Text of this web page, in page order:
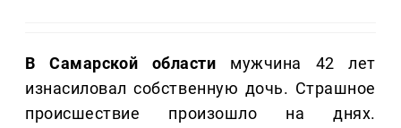
В Самарской области мужчина 42 лет
изнасиловал собственную дочь. Страшное
происшествие произошло на днях.